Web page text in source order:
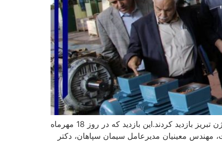
به گزارش روابط عمومی هلدینگ سیمان غدیر، مدیرعامل و معاونین هلدینگ به همراه مدیرعامل شرکت‌ها از کارخانه موتوژن تبریز بازدید کردند.این بازدید که در روز 18 مهرماه
معینیان مدیرعامل سیمان سپاهان، دکتر